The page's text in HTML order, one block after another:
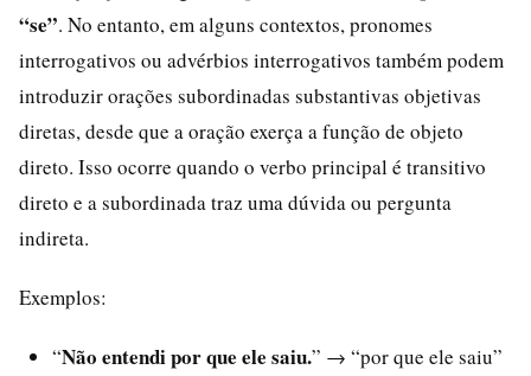
“se”. No entanto, em alguns contextos, pronomes
interrogativos ou advérbios interrogativos também podem
introduzir orações subordinadas substantivas objetivas
diretas, desde que a oração exerça a função de objeto
direto. Isso ocorre quando o verbo principal é transitivo
direto e a subordinada traz uma dúvida ou pergunta
indireta.
Exemplos:
“Não entendi por que ele saiu.” → “por que ele saiu”